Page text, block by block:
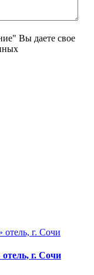
Вы даете свое
г. Сочи